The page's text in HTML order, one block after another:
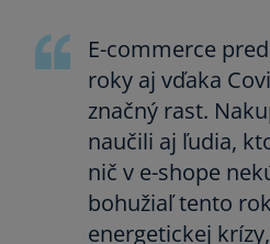
E-commerce
roky aj vďaka
značný rast.
naučili aj ľudia,
nič v e-shope
bohužiaľ tento
energetickej